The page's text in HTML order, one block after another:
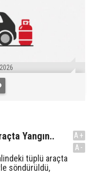
Yangın..
tüplü araçta
söndürüldü,
A+
A-